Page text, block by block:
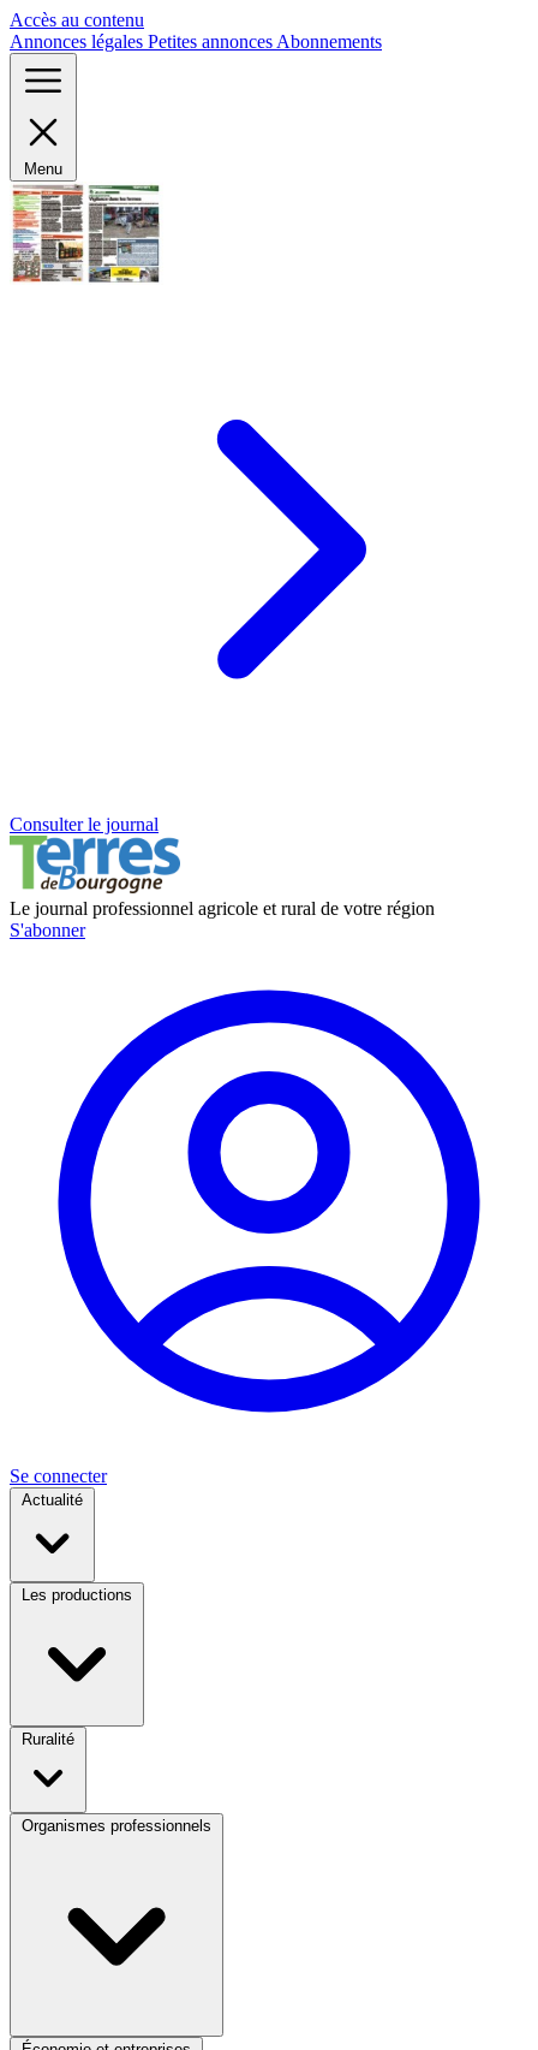
Accès au contenu
Annonces légales Petites annonces Abonnements
Menu
Consulter le journal
Le journal professionnel agricole et rural de votre région
S'abonner
Se connecter
Actualité
Les productions
Ruralité
Organismes professionnels
Panneau de gestion des cookies